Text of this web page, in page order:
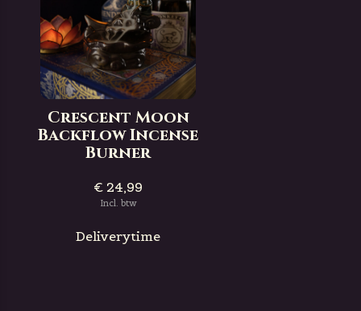
Crescent Moon
Backflow Incense
Burner
€ 24,99
Incl. btw
Deliverytime